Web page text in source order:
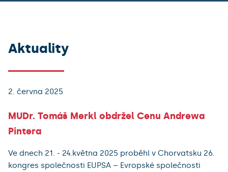
Aktuality
2. června 2025
MUDr. Tomáš Merkl obdržel Cenu Andrewa
Pintera
Ve dnech 21. - 24.května 2025 proběhl v Chorvatsku 26.
kongres společnosti EUPSA – Evropské společnosti